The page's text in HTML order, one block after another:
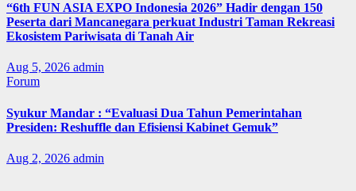
“6th FUN ASIA EXPO Indonesia 2026” Hadir dengan 150
Peserta dari Mancanegara perkuat Industri Taman Rekreasi
Ekosistem Pariwisata di Tanah Air
Aug 5, 2026 admin
Forum
Syukur Mandar : “Evaluasi Dua Tahun Pemerintahan
Presiden: Reshuffle dan Efisiensi Kabinet Gemuk”
Aug 2, 2026 admin